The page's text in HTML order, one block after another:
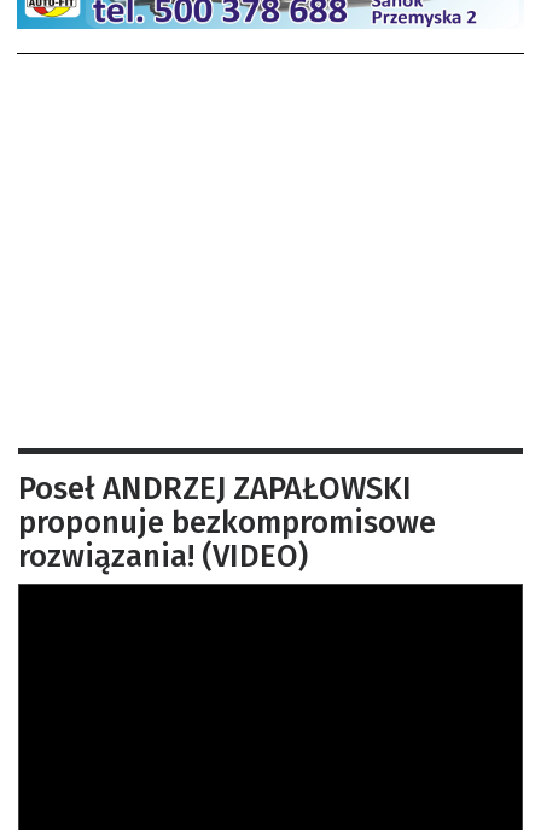
Poseł ANDRZEJ ZAPAŁOWSKI
proponuje bezkompromisowe
rozwiązania! (VIDEO)